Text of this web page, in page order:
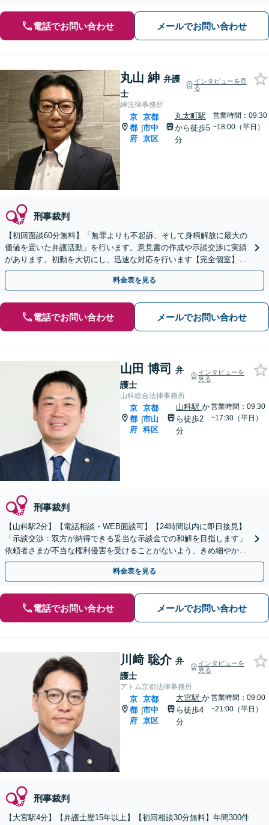
電話でお問い合わせ メールでお問い合わせ
丸山 紳 弁護
士
インタビューを見
る
紳法律事務所
京
都
府
|
京都
市中
京区
丸太町駅
から徒歩5
分
営業時間：09:30
~18:00（平日）
刑事裁判
【初回面談60分無料】「無罪よりも不起訴、そして身柄解放に最大の
価値を置いた弁護活動」を行います。意見書の作成や示談交渉に実績
があります。初動を大切にし、迅速な対応を行います【完全個室】
【子連れ相談可】【丸太町駅5分】
料金表を見る
電話でお問い合わせ メールでお問い合わせ
山田 博司
弁
護士
インタビューを
見る
山科総合法律事務所
京
都
府
|
京都
市山
科区
山科駅 か
ら徒歩2
分
営業時間：09:30
~17:30（平日）
刑事裁判
【山科駅2分】【電話相談・WEB面談可】【24時間以内に即日接見】
「示談交渉：双方が納得できる妥当な示談金での和解を目指します」
依頼者さまが不当な権利侵害を受けることがないよう、きめ細やかに
サポート！在宅事件でも、できるだけ早いご相談を
料金表を見る
電話でお問い合わせ メールでお問い合わせ
川﨑 聡介 弁
護士
インタビューを
見る
アトム京都法律事務所
京
都
府
|
京都
市中
京区
大宮駅 か
ら徒歩4
分
営業時間：09:00
~21:00（平日）
刑事裁判
【大宮駅4分】【弁護士歴15年以上】【初回相談30分無料】年間300件